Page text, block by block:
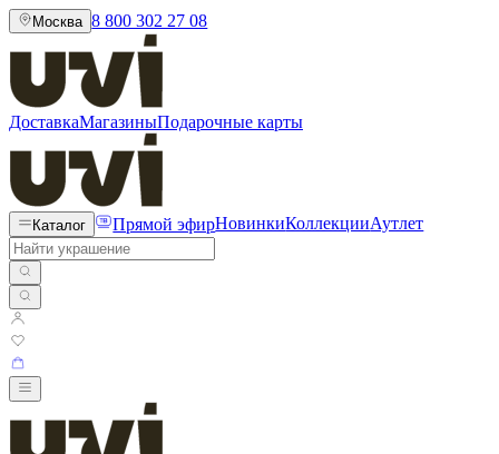
Москва 8 800 302 27 08
ДоставкаМагазиныПодарочные карты
Каталог Прямой эфирНовинкиКоллекцииАутлет